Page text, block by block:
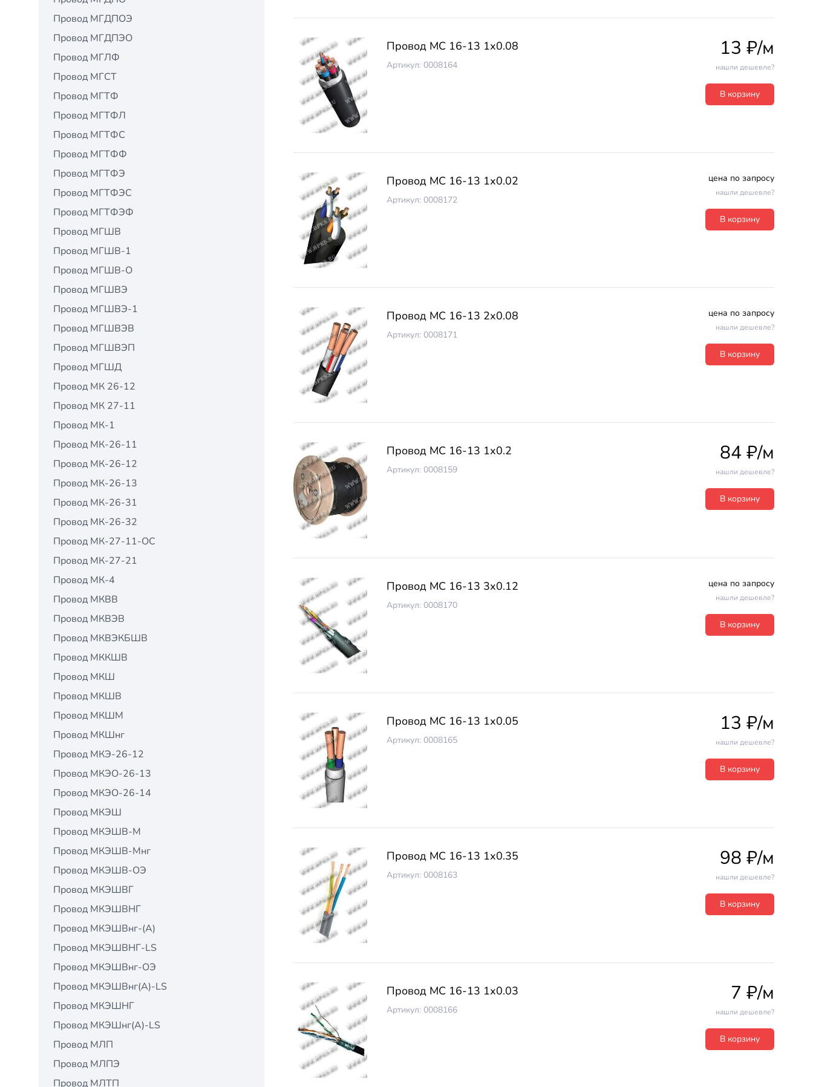
Провод МГДПОЭ
Провод МГДПЭО
Провод МГЛФ
Провод МГСТ
Провод МГТФ
Провод МГТФЛ
Провод МГТФС
Провод МГТФФ
Провод МГТФЭ
Провод МГТФЭС
Провод МГТФЭФ
Провод МГШВ
Провод МГШВ-1
Провод МГШВ-О
Провод МГШВЭ
Провод МГШВЭ-1
Провод МГШВЭВ
Провод МГШВЭП
Провод МГШД
Провод МК 26-12
Провод МК 27-11
Провод МК-1
Провод МК-26-11
Провод МК-26-12
Провод МК-26-13
Провод МК-26-31
Провод МК-26-32
Провод МК-27-11-ОС
Провод МК-27-21
Провод МК-4
Провод МКВВ
Провод МКВЭВ
Провод МКВЭКБШВ
Провод МККШВ
Провод МКШ
Провод МКШВ
Провод МКШМ
Провод МКШнг
Провод МКЭ-26-12
Провод МКЭО-26-13
Провод МКЭО-26-14
Провод МКЭШ
Провод МКЭШВ-М
Провод МКЭШВ-Мнг
Провод МКЭШВ-ОЭ
Провод МКЭШВГ
Провод МКЭШВНГ
Провод МКЭШВнг-(А)
Провод МКЭШВНГ-LS
Провод МКЭШВнг-ОЭ
Провод МКЭШВнг(А)-LS
Провод МКЭШНГ
Провод МКЭШнг(А)-LS
Провод МЛП
Провод МЛПЭ
Провод МЛТП
Провод МС 16-13 1х0.08
Артикул: 0008164
13 ₽/м
нашли дешевле?
В корзину
Провод МС 16-13 1х0.02
Артикул: 0008172
цена по запросу
нашли дешевле?
В корзину
Провод МС 16-13 2х0.08
Артикул: 0008171
цена по запросу
нашли дешевле?
В корзину
Провод МС 16-13 1х0.2
Артикул: 0008159
84 ₽/м
нашли дешевле?
В корзину
Провод МС 16-13 3х0.12
Артикул: 0008170
цена по запросу
нашли дешевле?
В корзину
Провод МС 16-13 1х0.05
Артикул: 0008165
13 ₽/м
нашли дешевле?
В корзину
Провод МС 16-13 1х0.35
Артикул: 0008163
98 ₽/м
нашли дешевле?
В корзину
Провод МС 16-13 1х0.03
Артикул: 0008166
7 ₽/м
нашли дешевле?
В корзину